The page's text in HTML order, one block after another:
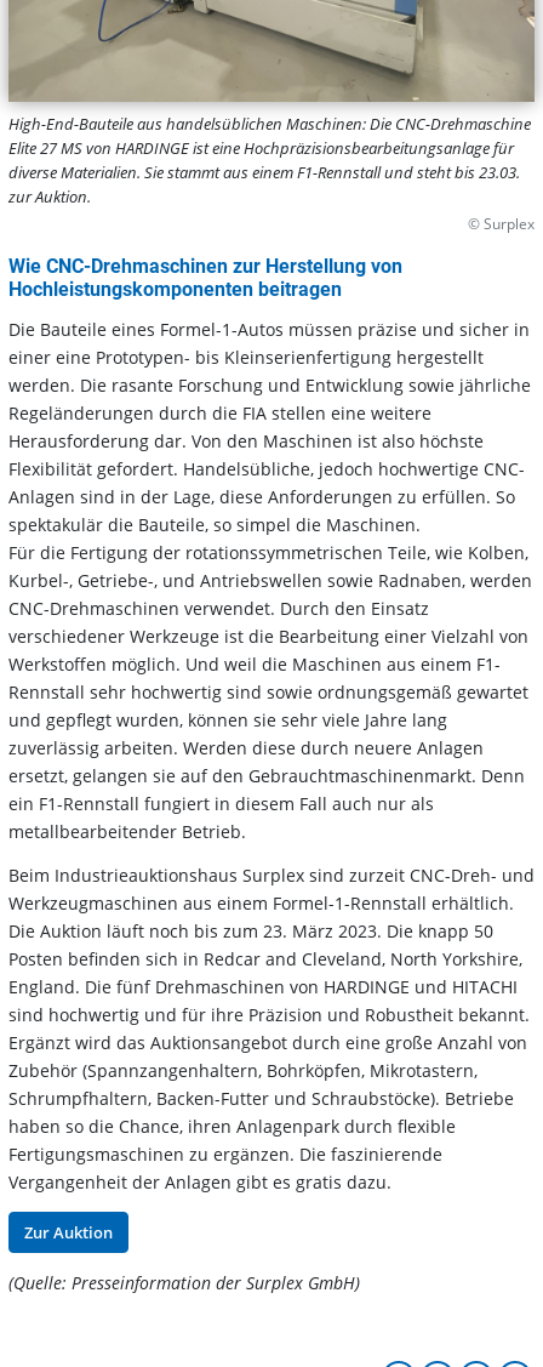
High-End-Bauteile aus handelsüblichen Maschinen: Die CNC-Drehmaschine
Elite 27 MS von HARDINGE ist eine Hochpräzisionsbearbeitungsanlage für
diverse Materialien. Sie stammt aus einem F1-Rennstall und steht bis 23.03.
zur Auktion.
© Surplex
Wie CNC-Drehmaschinen zur Herstellung von
Hochleistungskomponenten beitragen
Die Bauteile eines Formel-1-Autos müssen präzise und sicher in
einer eine Prototypen- bis Kleinserienfertigung hergestellt
werden. Die rasante Forschung und Entwicklung sowie jährliche
Regeländerungen durch die FIA stellen eine weitere
Herausforderung dar. Von den Maschinen ist also höchste
Flexibilität gefordert. Handelsübliche, jedoch hochwertige CNC-
Anlagen sind in der Lage, diese Anforderungen zu erfüllen. So
spektakulär die Bauteile, so simpel die Maschinen.
Für die Fertigung der rotationssymmetrischen Teile, wie Kolben,
Kurbel-, Getriebe-, und Antriebswellen sowie Radnaben, werden
CNC-Drehmaschinen verwendet. Durch den Einsatz
verschiedener Werkzeuge ist die Bearbeitung einer Vielzahl von
Werkstoffen möglich. Und weil die Maschinen aus einem F1-
Rennstall sehr hochwertig sind sowie ordnungsgemäß gewartet
und gepflegt wurden, können sie sehr viele Jahre lang
zuverlässig arbeiten. Werden diese durch neuere Anlagen
ersetzt, gelangen sie auf den Gebrauchtmaschinenmarkt. Denn
ein F1-Rennstall fungiert in diesem Fall auch nur als
metallbearbeitender Betrieb.
Beim Industrieauktionshaus Surplex sind zurzeit CNC-Dreh- und
Werkzeugmaschinen aus einem Formel-1-Rennstall erhältlich.
Die Auktion läuft noch bis zum 23. März 2023. Die knapp 50
Posten befinden sich in Redcar and Cleveland, North Yorkshire,
England. Die fünf Drehmaschinen von HARDINGE und HITACHI
sind hochwertig und für ihre Präzision und Robustheit bekannt.
Ergänzt wird das Auktionsangebot durch eine große Anzahl von
Zubehör (Spannzangenhaltern, Bohrköpfen, Mikrotastern,
Schrumpfhaltern, Backen-Futter und Schraubstöcke). Betriebe
haben so die Chance, ihren Anlagenpark durch flexible
Fertigungsmaschinen zu ergänzen. Die faszinierende
Vergangenheit der Anlagen gibt es gratis dazu.
Zur Auktion
(Quelle: Presseinformation der Surplex GmbH)